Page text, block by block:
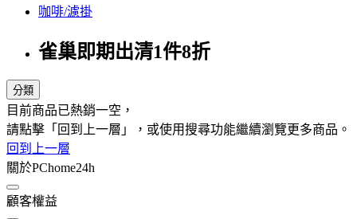
咖啡/濾掛
雀巢即期出清1件8折
分類
目前商品已熱銷一空，
請點擊「回到上一層」，或使用搜尋功能繼續瀏覽更多商品。
回到上一層
關於PChome24h
顧客權益